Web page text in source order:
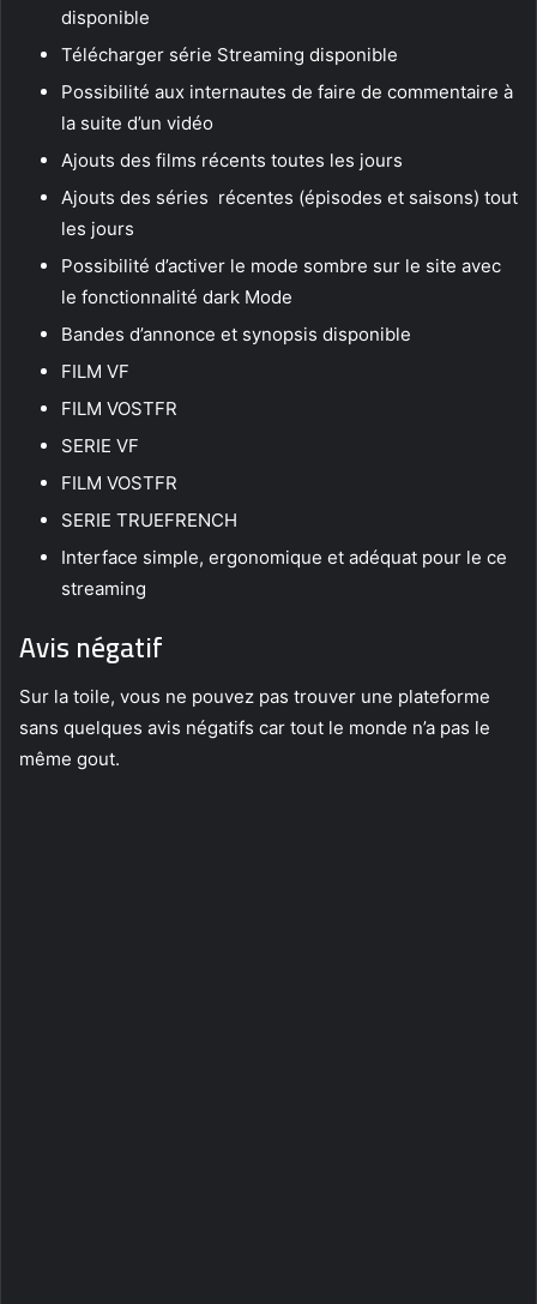
disponible
Télécharger série Streaming disponible
Possibilité aux internautes de faire de commentaire à
la suite d’un vidéo
Ajouts des films récents toutes les jours
Ajouts des séries récentes (épisodes et saisons) tout
les jours
Possibilité d’activer le mode sombre sur le site avec
le fonctionnalité dark Mode
Bandes d’annonce et synopsis disponible
FILM VF
FILM VOSTFR
SERIE VF
FILM VOSTFR
SERIE TRUEFRENCH
Interface simple, ergonomique et adéquat pour le ce
streaming
Avis négatif
Sur la toile, vous ne pouvez pas trouver une plateforme
sans quelques avis négatifs car tout le monde n’a pas le
même gout.